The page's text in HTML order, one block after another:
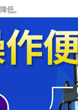
低。